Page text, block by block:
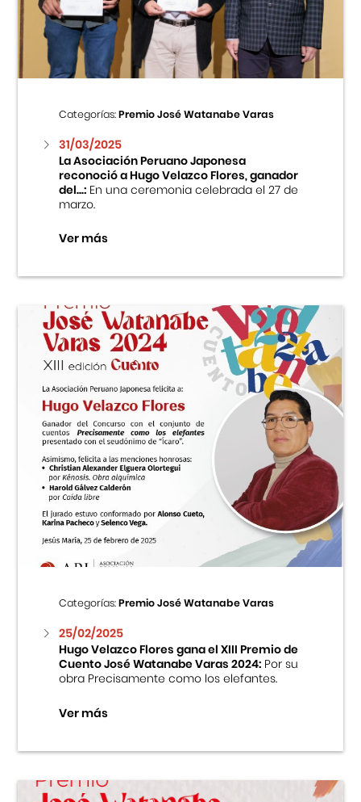
Centro Cultural Peruano Japonés
Cursos
Museo de la Inmigración Japonesa
Fondo Editorial
Teatro Peruano Japonés
Categorías:Premio José Watanabe Varas
31/03/2025
La Asociación Peruano Japonesa
reconoció a Hugo Velazco Flores, ganador
del...:En una ceremonia celebrada el 27 de
marzo.
Ver más
Categorías:Premio José Watanabe Varas
25/02/2025
Hugo Velazco Flores gana el XIII Premio de
Cuento José Watanabe Varas 2024:Por su
obra Precisamente como los elefantes.
Ver más